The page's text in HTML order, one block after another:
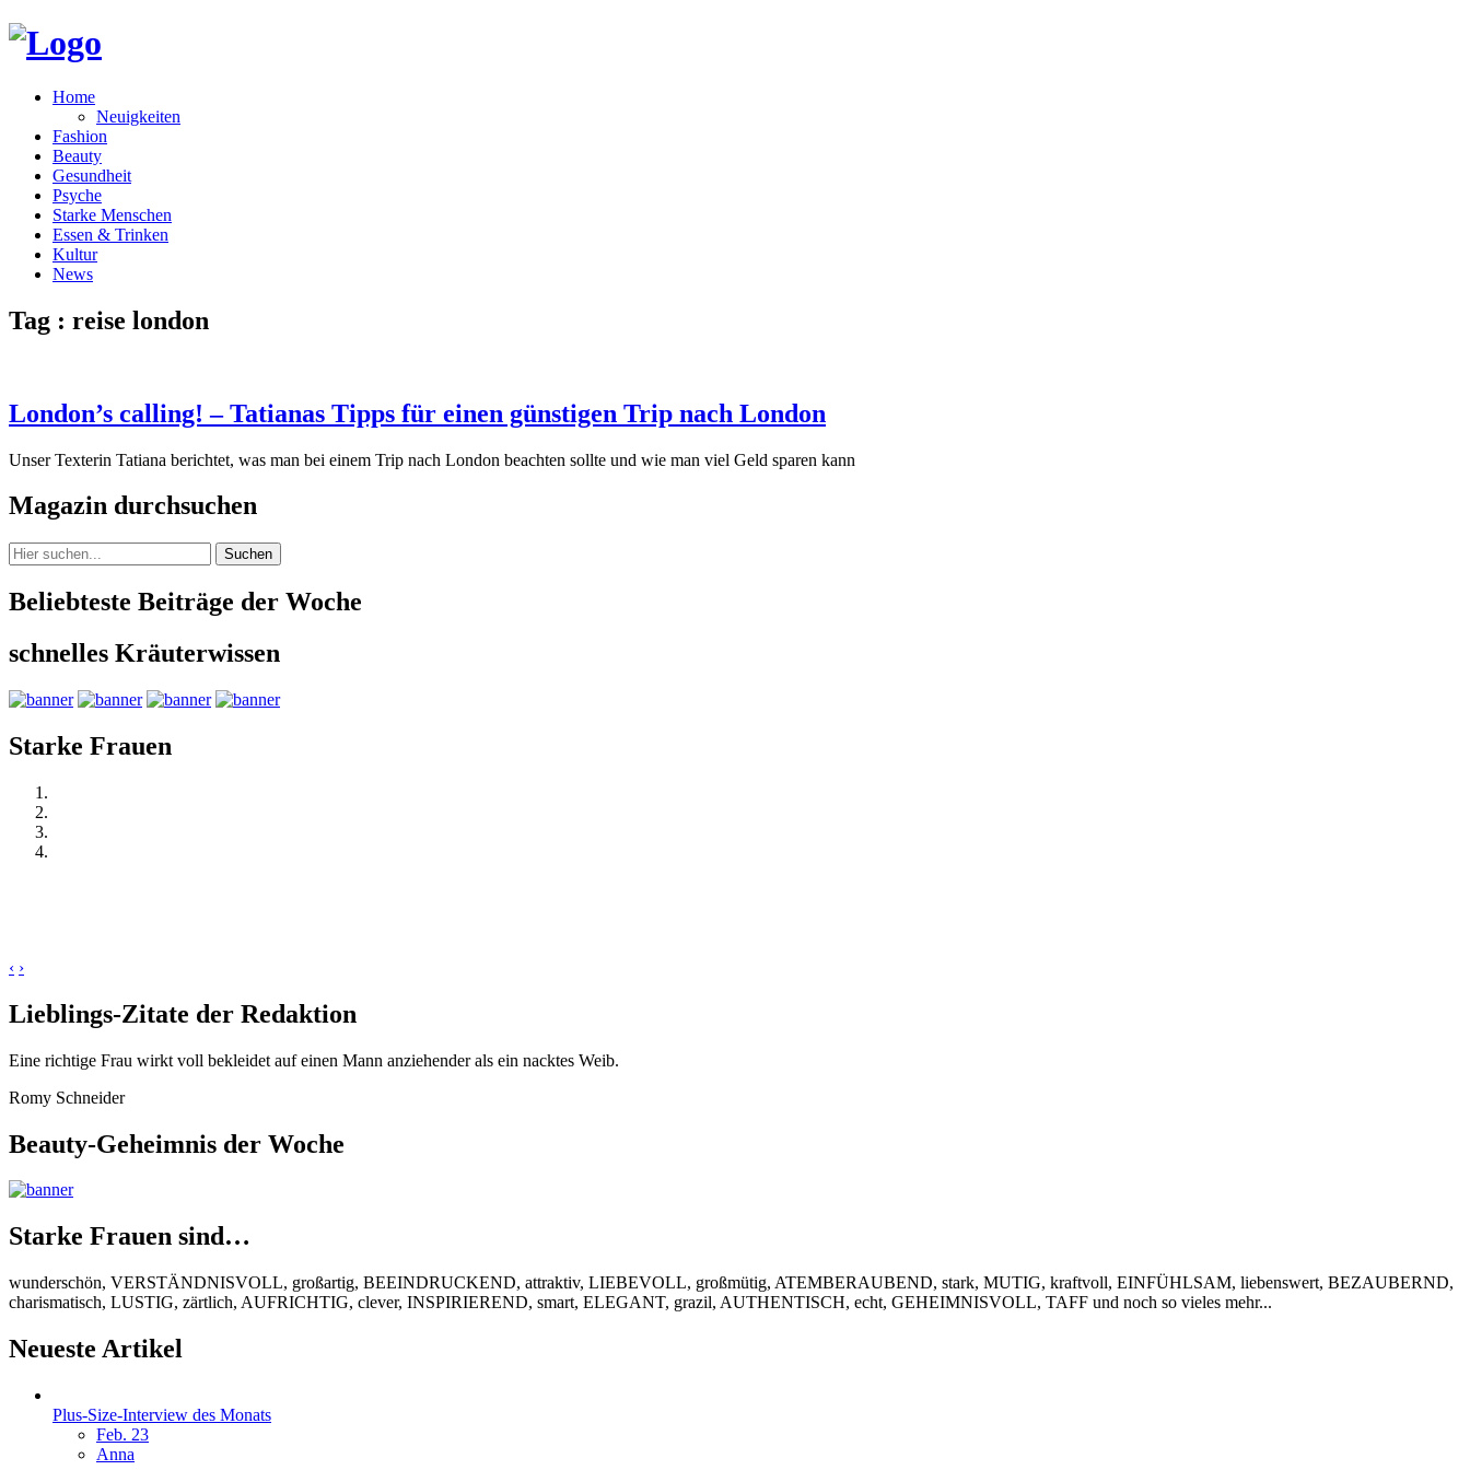
Home
Neuigkeiten
Fashion
Beauty
Gesundheit
Psyche
Starke Menschen
Essen & Trinken
Kultur
News
Tag : reise london
London’s calling! – Tatianas Tipps für einen günstigen Trip nach London
Unser Texterin Tatiana berichtet, was man bei einem Trip nach London beachten sollte und wie man viel Geld sparen kann
Magazin durchsuchen
Suchen
Beliebteste Beiträge der Woche
schnelles Kräuterwissen
Starke Frauen
‹ ›
Lieblings-Zitate der Redaktion
Eine richtige Frau wirkt voll bekleidet auf einen Mann anziehender als ein nacktes Weib.
Romy Schneider
Beauty-Geheimnis der Woche
Starke Frauen sind…
wunderschön, VERSTÄNDNISVOLL, großartig, BEEINDRUCKEND, attraktiv, LIEBEVOLL, großmütig, ATEMBERAUBEND, stark, MUTIG, kraftvoll, EINFÜHLSAM, liebenswert, BEZAUBERND,
charismatisch, LUSTIG, zärtlich, AUFRICHTIG, clever, INSPIRIEREND, smart, ELEGANT, grazil, AUTHENTISCH, echt, GEHEIMNISVOLL, TAFF und noch so vieles mehr...
Neueste Artikel
Plus-Size-Interview des Monats
Feb. 23
Anna